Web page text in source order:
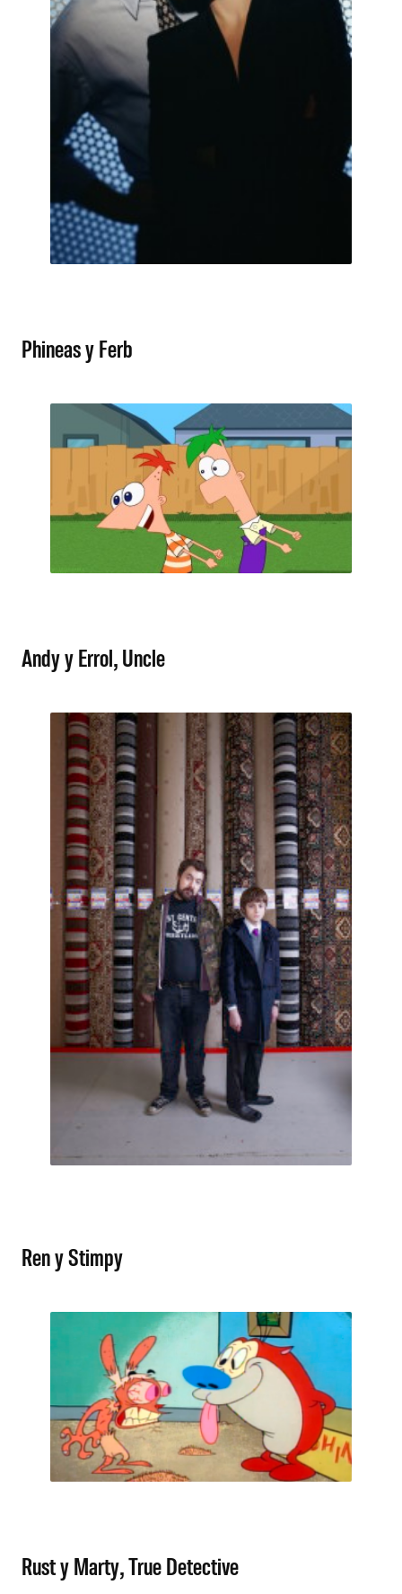
Phineas y Ferb
Andy y Errol, Uncle
Ren y Stimpy
Rust y Marty, True Detective